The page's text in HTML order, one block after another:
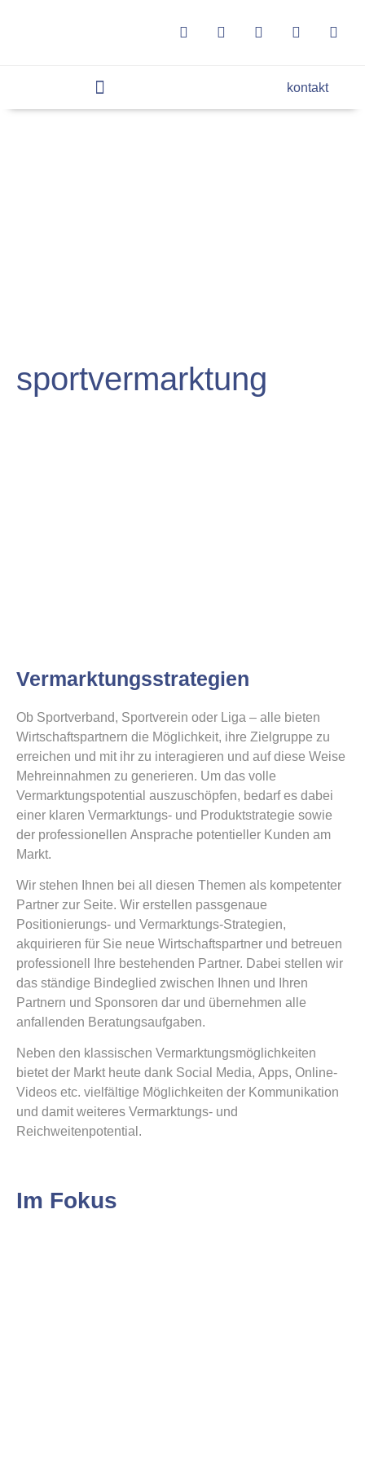
kontakt
sportvermarktung
Vermarktungsstrategien
Ob Sportverband, Sportverein oder Liga – alle bieten
Wirtschaftspartnern die Möglichkeit, ihre Zielgruppe zu
erreichen und mit ihr zu interagieren und auf diese Weise
Mehreinnahmen zu generieren. Um das volle
Vermarktungspotential auszuschöpfen, bedarf es dabei
einer klaren Vermarktungs- und Produktstrategie sowie
der professionellen Ansprache potentieller Kunden am
Markt.
Wir stehen Ihnen bei all diesen Themen als kompetenter
Partner zur Seite. Wir erstellen passgenaue
Positionierungs- und Vermarktungs-Strategien,
akquirieren für Sie neue Wirtschaftspartner und betreuen
professionell Ihre bestehenden Partner. Dabei stellen wir
das ständige Bindeglied zwischen Ihnen und Ihren
Partnern und Sponsoren dar und übernehmen alle
anfallenden Beratungsaufgaben.
Neben den klassischen Vermarktungsmöglichkeiten
bietet der Markt heute dank Social Media, Apps, Online-
Videos etc. vielfältige Möglichkeiten der Kommunikation
und damit weiteres Vermarktungs- und
Reichweitenpotential.
Im Fokus